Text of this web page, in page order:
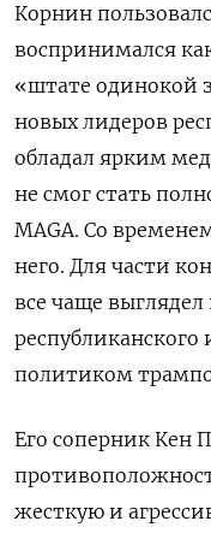
Корнин
воспринимался
«штате одинокой
новых лидеров
обладал ярким
не смог стать
MAGA. Со
него. Для части
все чаще выглядел
политиком
Его соперник Кен
жесткую и